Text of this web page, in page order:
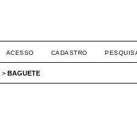
ACESSO CADASTRO
> BAGUETE